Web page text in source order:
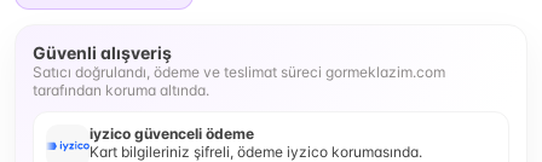
Güvenli alışveriş
Satıcı doğrulandı, ödeme ve teslimat süreci gormeklazim.com
tarafından koruma altında.
iyzico güvenceli ödeme
Kart bilgileriniz şifreli, ödeme iyzico korumasında.